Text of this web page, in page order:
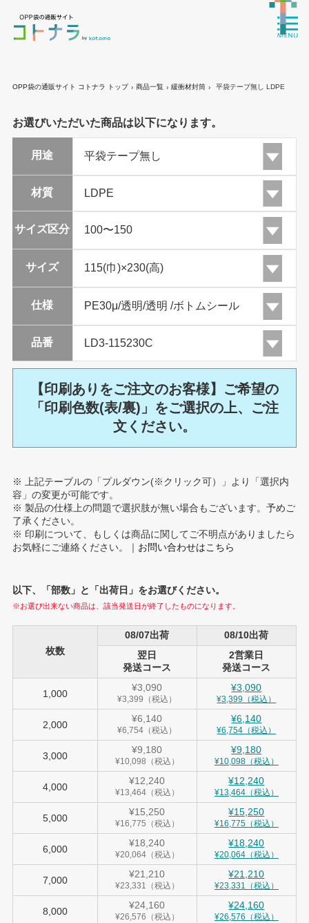
OPP袋の通販サイト コトナラ トップ › 商品一覧 › 緩衝材封筒 › 平袋テープ無し LDPE
お選びいただいた商品は以下になります。
用途
材質
サイズ区分
サイズ
仕様
品番
【印刷ありをご注文のお客様】ご希望の
「印刷色数(表/裏)」をご選択の上、ご注
文ください。
※ 上記テーブルの「プルダウン(※クリック可）」より「選択内
容」の変更が可能です。
※ 製品の仕様上の問題で選択肢が無い場合もございます。予めご
了承ください。
※ 印刷について、もしくは商品に関してご不明点がありましたら
お気軽にご連絡ください。｜ お問い合わせはこちら
以下、「部数」と「出荷日」をお選びください。
※お選び出来ない商品は、該当発送日が終了したものになります。
枚数
08/07出荷
08/10出荷
翌日
発送コース
2営業日
発送コース
1,000
¥3,090
¥3,399（税込）
¥3,090
¥3,399（税込）
2,000
¥6,140
¥6,754（税込）
¥6,140
¥6,754（税込）
3,000
¥9,180
¥10,098（税込）
¥9,180
¥10,098（税込）
4,000
¥12,240
¥13,464（税込）
¥12,240
¥13,464（税込）
5,000
¥15,250
¥16,775（税込）
¥15,250
¥16,775（税込）
6,000
¥18,240
¥20,064（税込）
¥18,240
¥20,064（税込）
7,000
¥21,210
¥23,331（税込）
¥21,210
¥23,331（税込）
8,000
¥24,160
¥26,576（税込）
¥24,160
¥26,576（税込）